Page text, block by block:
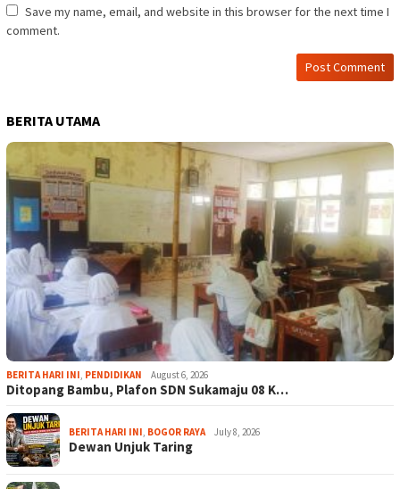
Save my name, email, and website in this browser for the next time I
comment.
BERITA UTAMA
BERITA HARI INI, PENDIDIKAN August 6, 2026
Ditopang Bambu, Plafon SDN Sukamaju 08 K…
BERITA HARI INI, BOGOR RAYA July 8, 2026
Dewan Unjuk Taring